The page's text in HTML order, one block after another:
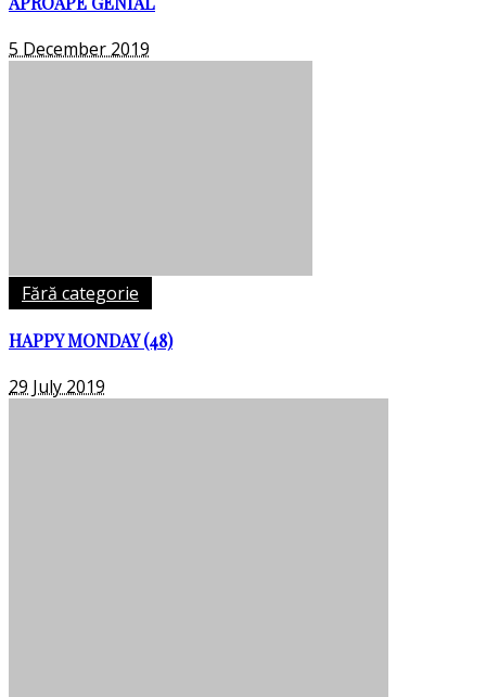
5 December 2019
Fără categorie
HAPPY MONDAY (48)
29 July 2019